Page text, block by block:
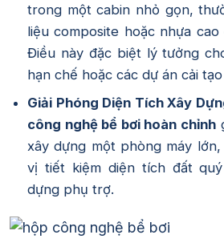
trong một cabin nhỏ gọn,
liệu composite hoặc nhựa
Điều này đặc biệt lý tưởng
hạn chế hoặc các dự án cải
Giải Phóng Diện Tích Xây
công nghệ bể bơi hoàn chỉnh
xây dựng một phòng máy
vị tiết kiệm diện tích đất
dựng phụ trợ.